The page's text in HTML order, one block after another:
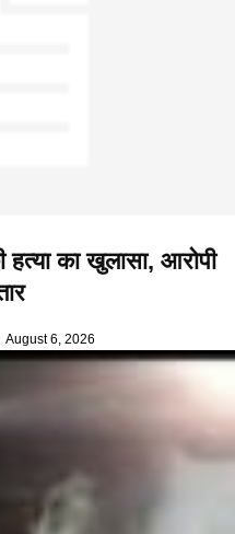
हत्या का खुलासा, आरोपी
August 6, 2026